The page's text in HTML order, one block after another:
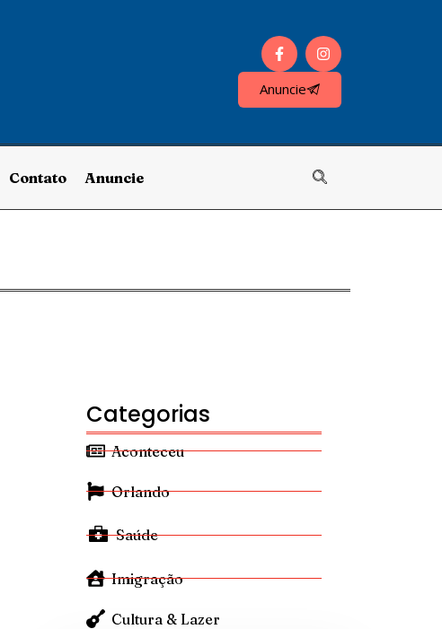
Anuncie
Contato Anuncie
Categorias
Aconteceu
Orlando
Saúde
Imigração
Cultura & Lazer